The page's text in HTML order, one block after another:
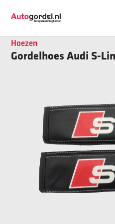
Hoezen
Gordelhoes Audi S-